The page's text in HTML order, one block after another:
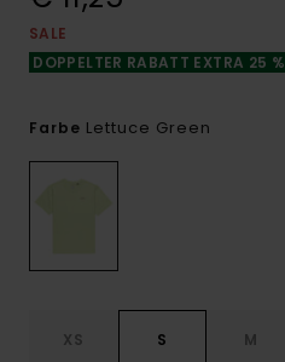
SALE
DOPPELTER RABATT EXTRA 25 %
Farbe Lettuce Green
XS S M